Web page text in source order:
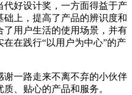
好设计奖，一方面得益于产
上，提高了产品的辨识度和
用户生活的使用场景，并有
在践行“以用户为中心”的产
一路走来不离不弃的小伙伴
、贴心的产品和服务。